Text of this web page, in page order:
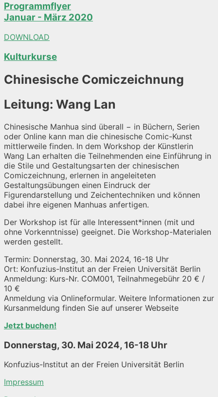
Programmflyer
Januar - März 2020
DOWNLOAD
Kulturkurse
Chinesische Comiczeichnung
Leitung: Wang Lan
Chinesische Manhua sind überall − in Büchern, Serien
oder Online kann man die chinesische Comic-Kunst
mittlerweile finden. In dem Workshop der Künstlerin
Wang Lan erhalten die Teilnehmenden eine Einführung in
die Stile und Gestaltungsarten der chinesischen
Comiczeichnung, erlernen in angeleiteten
Gestaltungsübungen einen Eindruck der
Figurendarstellung und Zeichentechniken und können
dabei ihre eigenen Manhuas anfertigen.
Der Workshop ist für alle Interessent*innen (mit und
ohne Vorkenntnisse) geeignet. Die Workshop-Materialen
werden gestellt.
Termin: Donnerstag, 30. Mai 2024, 16-18 Uhr
Ort: Konfuzius-Institut an der Freien Universität Berlin
Anmeldung: Kurs-Nr. COM001, Teilnahmegebühr 20 € /
10 €
Anmeldung via Onlineformular. Weitere Informationen zur
Kursanmeldung finden Sie auf unserer Webseite
Jetzt buchen!
Donnerstag, 30. Mai 2024, 16-18 Uhr
Konfuzius-Institut an der Freien Universität Berlin
Impressum